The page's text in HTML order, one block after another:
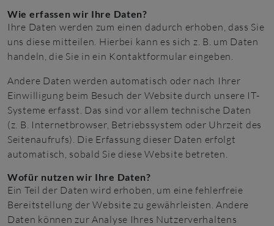
Wie erfassen wir Ihre Daten?
Ihre Daten werden zum einen dadurch erhoben, dass Sie
uns diese mitteilen. Hierbei kann es sich z. B. um Daten
handeln, die Sie in ein Kontaktformular eingeben.
Andere Daten werden automatisch oder nach Ihrer
Einwilligung beim Besuch der Website durch unsere IT-
Systeme erfasst. Das sind vor allem technische Daten
(z. B. Internetbrowser, Betriebssystem oder Uhrzeit des
Seitenaufrufs). Die Erfassung dieser Daten erfolgt
automatisch, sobald Sie diese Website betreten.
Wofür nutzen wir Ihre Daten?
Ein Teil der Daten wird erhoben, um eine fehlerfreie
Bereitstellung der Website zu gewährleisten. Andere
Daten können zur Analyse Ihres Nutzerverhaltens